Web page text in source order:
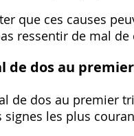
que ces causes
ressentir de mal
de dos au
de dos au premier
signes les plus